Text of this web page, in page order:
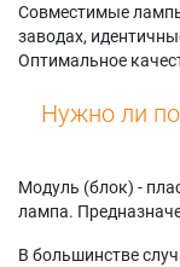
Совместимые
заводах,
Оптимальное
Нужно ли
Модуль (блок) -
лампа.
В большинстве